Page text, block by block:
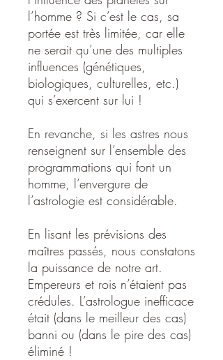
l’homme ? Si c’est le cas, sa
portée est très limitée, car elle
ne serait qu’une des multiples
influences (génétiques,
biologiques, culturelles, etc.)
qui s’exercent sur lui !
En revanche, si les astres nous
renseignent sur l’ensemble des
programmations qui font un
homme, l’envergure de
l’astrologie est considérable.
En lisant les prévisions des
maîtres passés, nous constatons
la puissance de notre art.
Empereurs et rois n’étaient pas
crédules. L’astrologue inefficace
était (dans le meilleur des cas)
banni ou (dans le pire des cas)
éliminé !